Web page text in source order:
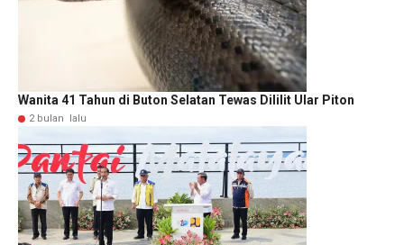
Wanita 41 Tahun di Buton Selatan Tewas Dililit Ular Piton
2 bulan lalu